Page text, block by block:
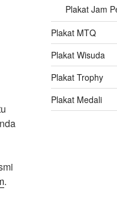
.
Plakat Jam
Plakat MTQ
Plakat Wisuda
Plakat Trophy
Plakat Medali